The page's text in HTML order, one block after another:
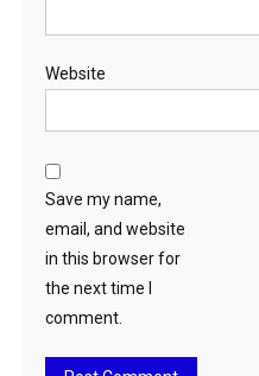
Website
Save my name,
email, and website
in this browser for
the next time I
comment.